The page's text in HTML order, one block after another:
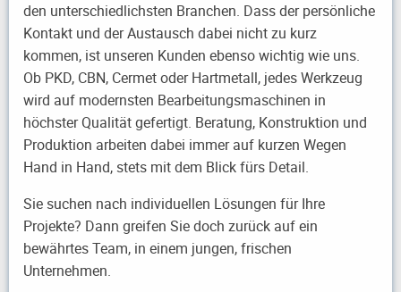
den unterschiedlichsten Branchen. Dass der persönliche
Kontakt und der Austausch dabei nicht zu kurz
kommen, ist unseren Kunden ebenso wichtig wie uns.
Ob PKD, CBN, Cermet oder Hartmetall, jedes Werkzeug
wird auf modernsten Bearbeitungsmaschinen in
höchster Qualität gefertigt. Beratung, Konstruktion und
Produktion arbeiten dabei immer auf kurzen Wegen
Hand in Hand, stets mit dem Blick fürs Detail.
Sie suchen nach individuellen Lösungen für Ihre
Projekte? Dann greifen Sie doch zurück auf ein
bewährtes Team, in einem jungen, frischen
Unternehmen.